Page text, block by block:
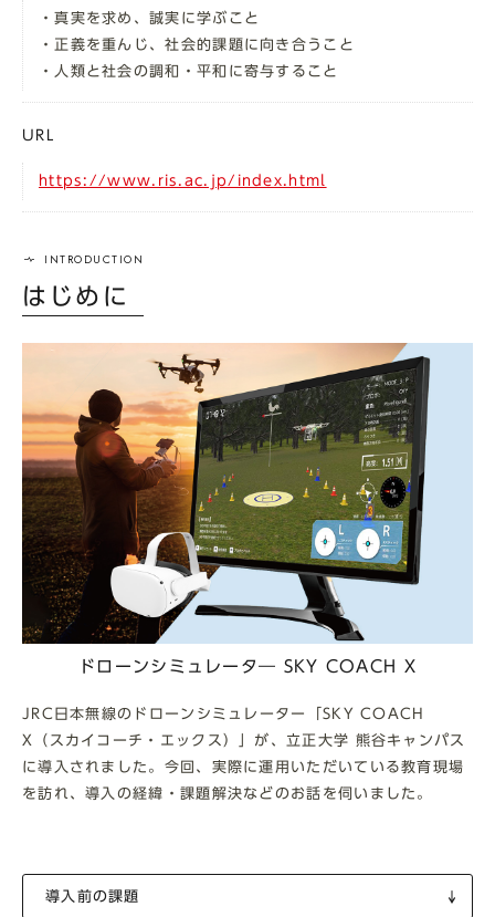
・真実を求め、誠実に学ぶこと
・正義を重んじ、社会的課題に向き合うこと
・人類と社会の調和・平和に寄与すること
URL
https://www.ris.ac.jp/index.html
はじめに
ドローンシミュレータ― SKY COACH X
JRC日本無線のドローンシミュレーター「SKY COACH
X（スカイコーチ・エックス）」が、立正大学 熊谷キャンパス
に導入されました。今回、実際に運用いただいている教育現場
を訪れ、導入の経緯・課題解決などのお話を伺いました。
導入前の課題